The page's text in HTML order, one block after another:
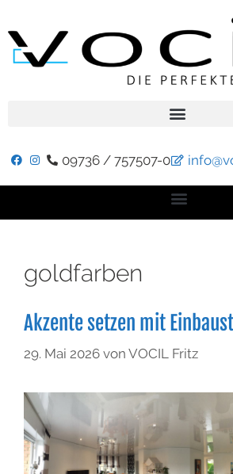
09736 / 757507-0
goldfarben
Akzente setzen mit
29. Mai 2026 von VOCIL Fritz